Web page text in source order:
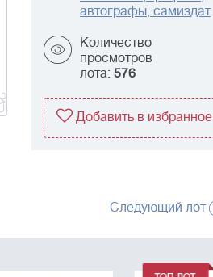
автографы, самиздат
Количество
просмотров
лота: 576
Добавить в избранное
Следующий лот